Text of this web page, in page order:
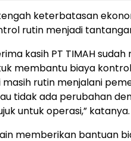
keterbatasan
rutin menjadi
kasih PT TIMAH
membantu biaya
masih rutin menjalani
tidak ada perubahan
untuk operasi,” katanya.
memberikan bantuan